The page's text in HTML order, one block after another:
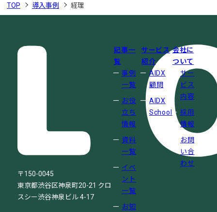
TOP 導入事例 経理
〒150-0045
東京都渋谷区神泉町20-21 クロ
スシー渋谷神泉ビル 4-17
記事一
覧
事例
一覧
お役
立ち
情報
資料
一覧
イベ
ント
一覧
お知
サービス
紹介
AIDX
顧問
AIDX
School
会社に
ついて
サー
ビス
内容
採用
情報
お問
い合
わせ